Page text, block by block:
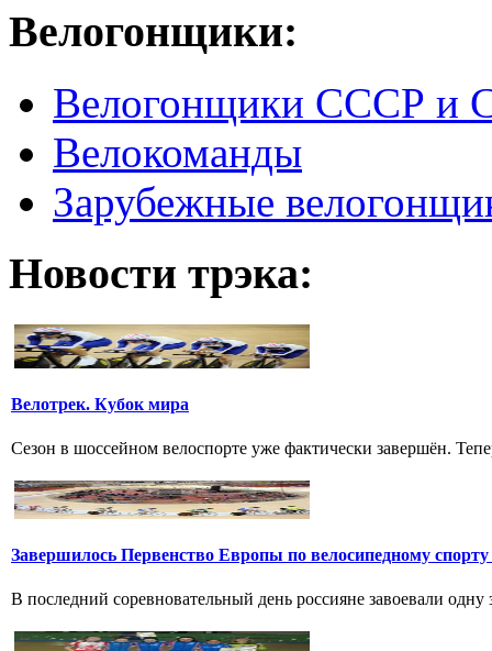
Велогонщики:
Велогонщики СССР и
Велокоманды
Зарубежные
Новости трэка:
Велотрек. Кубок мира
Сезон в шоссейном велоспорте уже фактически завершён.
Завершилось Первенство Европы по велосипедному спорту
В последний соревновательный день россияне завоевали